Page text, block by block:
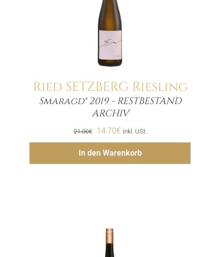
Ried SETZBERG Riesling
Smaragd® 2019 - RESTBESTAND
ARCHIV
21.00€
Ursprünglicher
Preis
war:
14.70€Aktueller
Preis
ist:
inkl. USt.
In den Warenkorb
Menge
Hinzufügen